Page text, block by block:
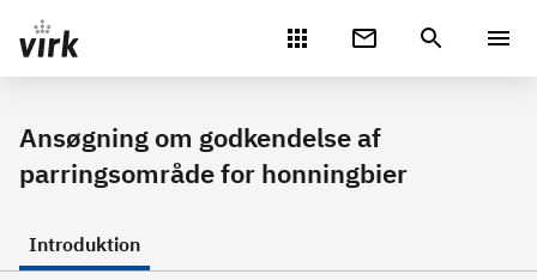
Gå direkte til indhold
Ansøgning om godkendelse af
parringsområde for honningbier
Introduktion